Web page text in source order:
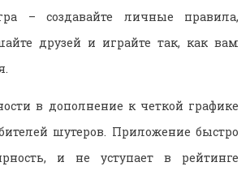
– создавайте личные правила,
друзей и играйте так, как вам
в дополнение к четкой графике
шутеров. Приложение быстро
и не уступает в рейтинге